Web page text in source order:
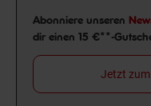
Newsletter
Abonniere unseren
dir einen 15 €**-
Jetzt